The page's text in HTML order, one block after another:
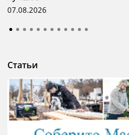
07.08.2026
Статьи